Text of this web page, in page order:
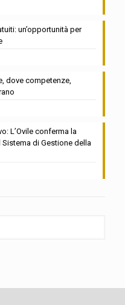
un’opportunità per
dove competenze,
L’Ovile conferma la
di Gestione della